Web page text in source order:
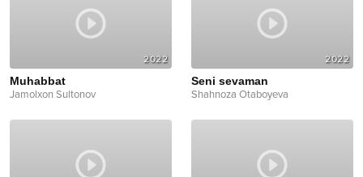
2022
Muhabbat
Jamolxon Sultonov
2022
Seni sevaman
Shahnoza Otaboyeva